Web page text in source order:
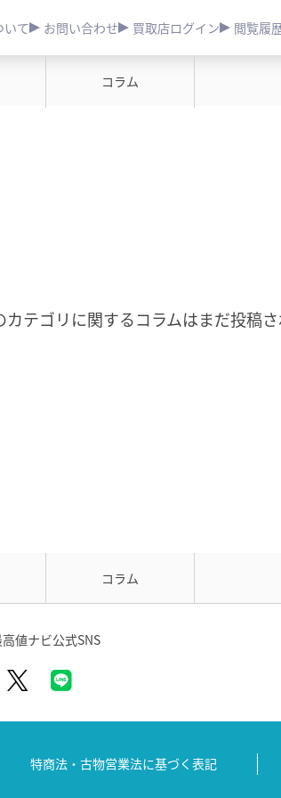
いて お問い合わせ 買取店ログイン 閲覧履
コラム
カテゴリに関するコラムはまだ投稿さ
コラム
値ナビ公式SNS
特商法・古物営業法に基づく表記